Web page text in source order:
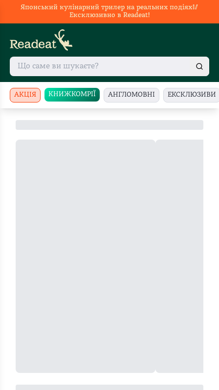
Японський кулінарний трилер на реальних подіях🥢
Ексклюзивно в Readeat!
АКЦІЯ КНИЖКОМРІЇ АНГЛОМОВНІ ЕКСКЛЮЗИВИ